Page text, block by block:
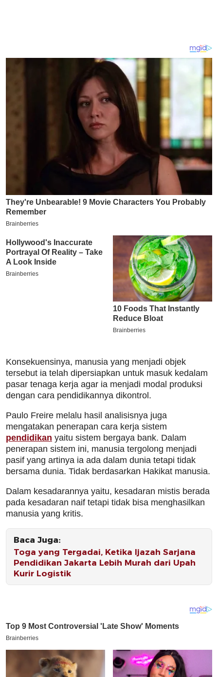
Konsekuensinya, manusia yang menjadi objek
tersebut ia telah dipersiapkan untuk masuk kedalam
pasar tenaga kerja agar ia menjadi modal produksi
dengan cara pendidikannya dikontrol.
Paulo Freire melalu hasil analisisnya juga
mengatakan penerapan cara kerja sistem
pendidikan yaitu sistem bergaya bank. Dalam
penerapan sistem ini, manusia tergolong menjadi
pasif yang artinya ia ada dalam dunia tetapi tidak
bersama dunia. Tidak berdasarkan Hakikat manusia.
Dalam kesadarannya yaitu, kesadaran mistis berada
pada kesadaran naif tetapi tidak bisa menghasilkan
manusia yang kritis.
Baca Juga:
Toga yang Tergadai, Ketika Ijazah Sarjana
Pendidikan Jakarta Lebih Murah dari Upah
Kurir Logistik